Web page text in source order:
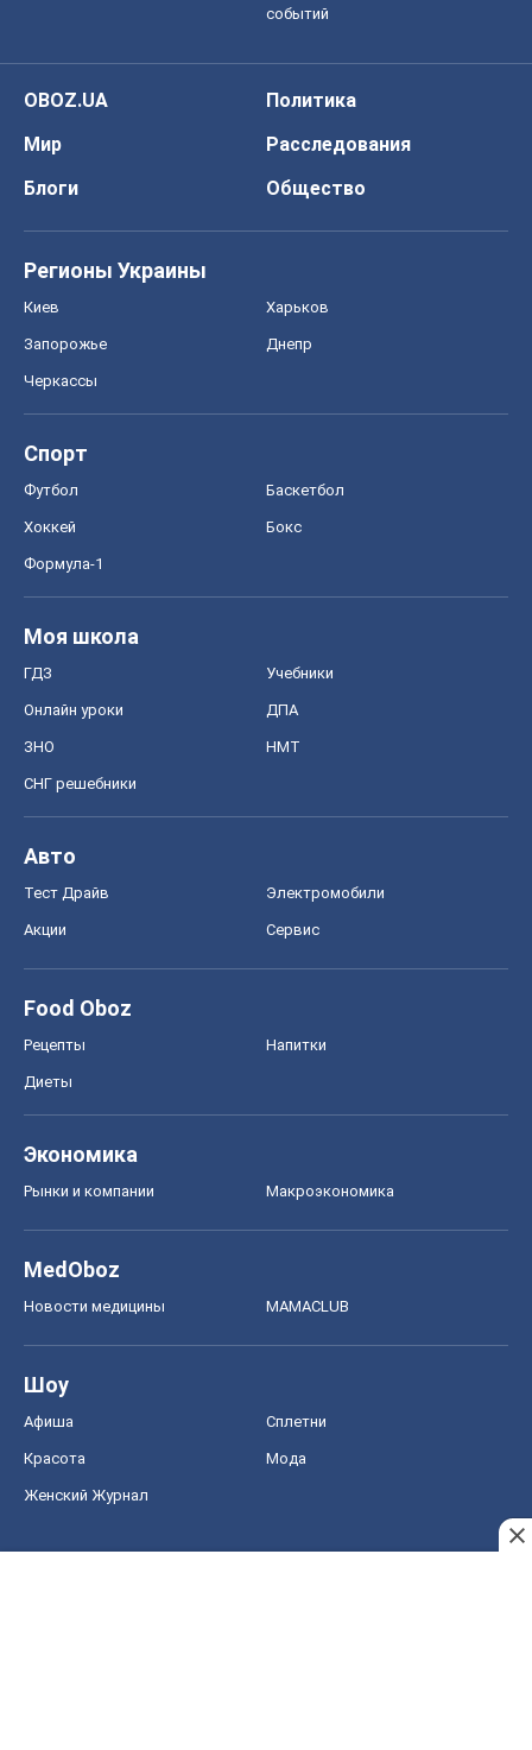
событий
OBOZ.UA
Политика
Мир
Расследования
Блоги
Общество
Регионы Украины
Киев Харьков
Запорожье Днепр
Черкассы
Спорт
Футбол Баскетбол
Хоккей Бокс
Формула-1
Моя школа
ГДЗ Учебники
Онлайн уроки ДПА
ЗНО НМТ
СНГ решебники
Авто
Тест Драйв Электромобили
Акции Сервис
Food Oboz
Рецепты Напитки
Диеты
Экономика
Рынки и компании Mакроэкономика
MedOboz
Новости медицины MAMACLUB
Шоу
Афиша Сплетни
Красота Мода
Женский Журнал